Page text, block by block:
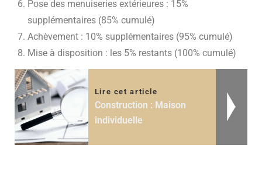
Pose des menuiseries extérieures : 15%
supplémentaires (85% cumulé)
Achèvement : 10% supplémentaires (95% cumulé)
Mise à disposition : les 5% restants (100% cumulé)
Lire cet article
Construction : Maison
individuelle